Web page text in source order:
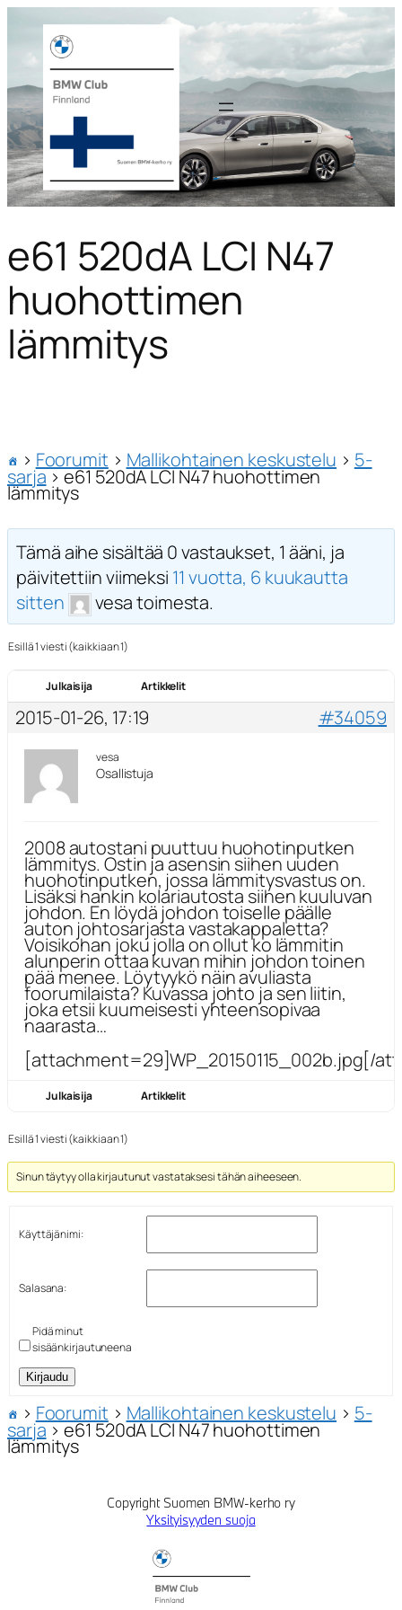
e61 520dA LCI N47
huohottimen
lämmitys
› Foorumit › Mallikohtainen keskustelu › 5-
sarja›e61 520dA LCI N47 huohottimen
lämmitys
Tämä aihe sisältää 0 vastaukset, 1 ääni, ja
päivitettiin viimeksi 11 vuotta, 6 kuukautta
sitten
vesa toimesta.
Esillä 1 viesti (kaikkiaan 1)
Julkaisija Artikkelit
2015-01-26, 17:19 #34059
vesa
Osallistuja
2008 autostani puuttuu huohotinputken
lämmitys. Ostin ja asensin siihen uuden
huohotinputken, jossa lämmitysvastus on.
Lisäksi hankin kolariautosta siihen kuuluvan
johdon. En löydä johdon toiselle päälle
auton johtosarjasta vastakappaletta?
Voisikohan joku jolla on ollut ko lämmitin
alunperin ottaa kuvan mihin johdon toinen
pää menee. Löytyykö näin avuliasta
foorumilaista? Kuvassa johto ja sen liitin,
joka etsii kuumeisesti yhteensopivaa
naarasta…
[attachment=29]WP_20150115_002b.jpg[/
Julkaisija Artikkelit
Esillä 1 viesti (kaikkiaan 1)
Sinun täytyy olla kirjautunut vastataksesi tähän aiheeseen.
Käyttäjänimi:
Salasana:
Pidä minut
sisäänkirjautuneena
Kirjaudu
› Foorumit › Mallikohtainen keskustelu › 5-
sarja›e61 520dA LCI N47 huohottimen
lämmitys
Copyright Suomen BMW-kerho ry
Yksityisyyden suoja